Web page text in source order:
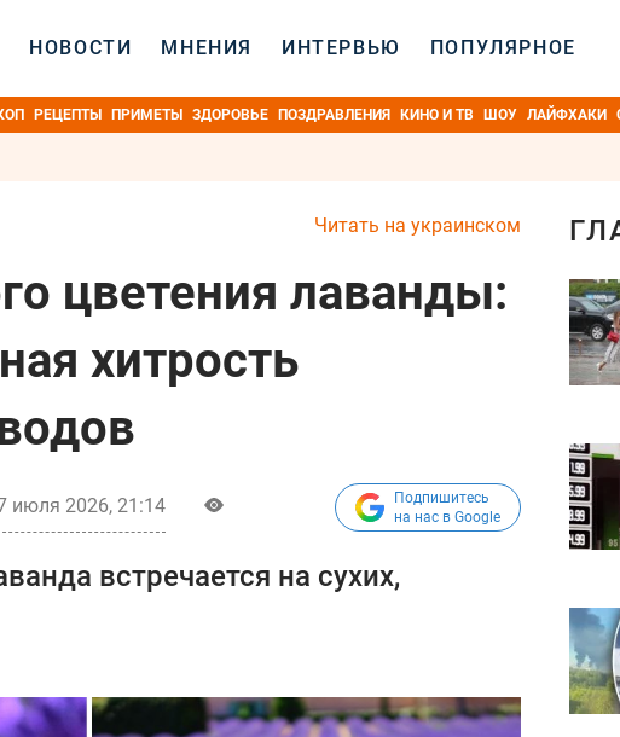
НОВОСТИ МНЕНИЯ ИНТЕРВЬЮ ПОПУЛЯРНОЕ
РЕЦЕПТЫ ПРИМЕТЫ ЗДОРОВЬЕ ПОЗДРАВЛЕНИЯ КИНО И ТВ ШОУ ЛАЙФХАКИ
Читать на украинском
цветения лаванды:
хитрость
июля 2026, 21:14
Подпишитесь
на нас в Google
встречается на сухих,